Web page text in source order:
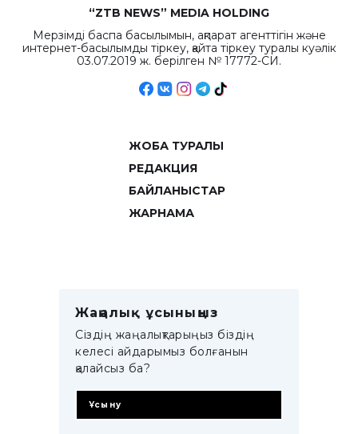
“ZTB NEWS” MEDIA HOLDING
Мерзімді баспа басылымын, ақпарат агенттігін және
интернет-басылымды тіркеу, қайта тіркеу туралы куәлік
03.07.2019 ж. берілген № 17772-СИ.
ЖОБА ТУРАЛЫ
РЕДАКЦИЯ
БАЙЛАНЫСТАР
ЖАРНАМА
Жаңалық ұсыныңыз
Сіздің жаңалықтарыңыз біздің
келесі айдарымыз болғанын
қалайсыз ба?
Ұсыну